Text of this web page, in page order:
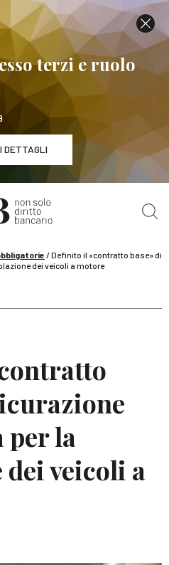
terzi e ruolo
DETTAGLI
settembre
e ruolo della banca
/Definito il «contratto base» di
dei veicoli a motore
la
veicoli a